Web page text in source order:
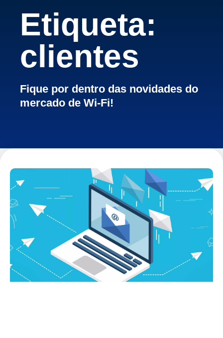
Etiqueta:
clientes
Fique por dentro das novidades do
mercado de Wi-Fi!